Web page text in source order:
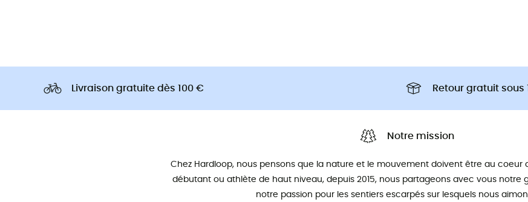
Livraison gratuite dès 100 € Retour gratuit sous
Notre mission
Chez Hardloop, nous pensons que la nature et le mouvement doivent être au coeur
débutant ou athlète de haut niveau, depuis 2015, nous partageons avec vous notre
notre passion pour les sentiers escarpés sur lesquels nous